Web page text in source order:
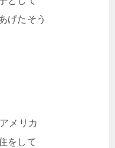
げたそう
メリカ
をして